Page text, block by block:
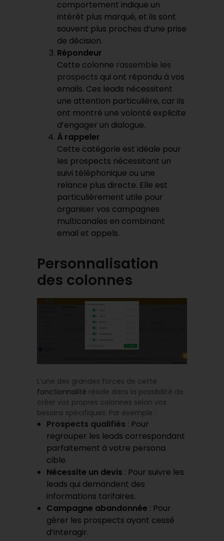
comportement indique un
intérêt plus marqué, et ils sont
souvent plus proches d’une prise
de décision.
Répondeur
Cette colonne rassemble les
prospects qui ont répondu à vos
emails. Ces leads nécessitent
une attention particulière, car ils
ont montré une volonté explicite
d’engager un dialogue.
À rappeler
Cette catégorie est idéale pour
les prospects nécessitant un
suivi téléphonique ou une
relance plus directe. Elle est
particulièrement utile pour
organiser vos campagnes
multicanales en combinant
email et appels.
Personnalisation
des colonnes
L’une des grandes forces de cette
fonctionnalité réside dans la possibilité de
créer vos propres colonnes selon vos
besoins spécifiques. Par exemple :
Prospects qualifiés : Pour
regrouper les leads correspondant
parfaitement à votre persona
cible.
Nécessite un devis : Pour suivre les
leads qui demandent des
informations tarifaires.
Campagne abandonnée : Pour
gérer les prospects ayant cessé
d’interagir.